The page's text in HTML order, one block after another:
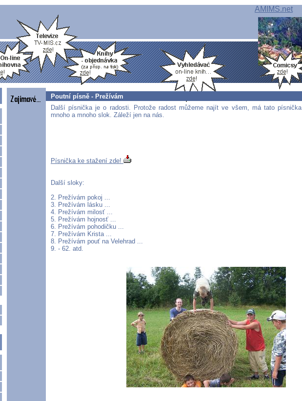
AMIMS.net
Poutní písně - Prežívám
Další písnička je o radosti. Protože radost můžeme najít ve všem, má tato písnička
mnoho a mnoho slok. Záleží jen na nás.
Písnička ke stažení zde!
Další sloky:
2. Prežívám pokoj ...
3. Prežívám lásku ...
4. Prežívám milosť ...
5. Prežívám hojnosť ...
6. Prežívám pohodičku ...
7. Prežívám Krista ...
8. Prežívám pouť na Velehrad ...
9. - 62. atd.